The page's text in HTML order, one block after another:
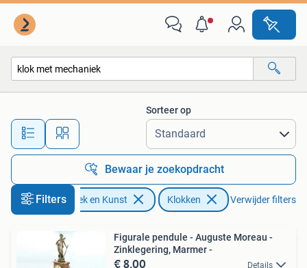
Alle afstanden…
Sorteer op
Bewaar je zoekopdracht
FiltersAntiek en Kunst Klokken Verwijder filters
Figurale pendule - Auguste Moreau -
Zinklegering, Marmer -
€ 8,00 Details